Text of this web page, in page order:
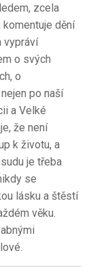
zcela
dění
vypráví
o svých
o
po naší
a Velké
že není
k životu, a
je třeba
se
lásku a štěstí
věku.